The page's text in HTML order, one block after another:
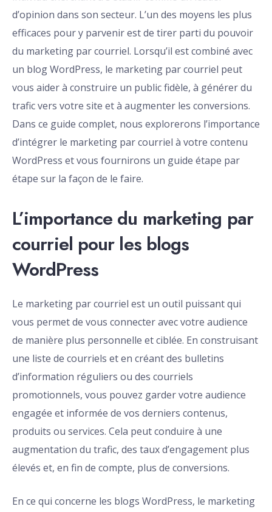
d’opinion dans son secteur. L’un des moyens les plus
efficaces pour y parvenir est de tirer parti du pouvoir
du marketing par courriel. Lorsqu’il est combiné avec
un blog WordPress, le marketing par courriel peut
vous aider à construire un public fidèle, à générer du
trafic vers votre site et à augmenter les conversions.
Dans ce guide complet, nous explorerons l’importance
d’intégrer le marketing par courriel à votre contenu
WordPress et vous fournirons un guide étape par
étape sur la façon de le faire.
L’importance du marketing par
courriel pour les blogs
WordPress
Le marketing par courriel est un outil puissant qui
vous permet de vous connecter avec votre audience
de manière plus personnelle et ciblée. En construisant
une liste de courriels et en créant des bulletins
d’information réguliers ou des courriels
promotionnels, vous pouvez garder votre audience
engagée et informée de vos derniers contenus,
produits ou services. Cela peut conduire à une
augmentation du trafic, des taux d’engagement plus
élevés et, en fin de compte, plus de conversions.
En ce qui concerne les blogs WordPress, le marketing